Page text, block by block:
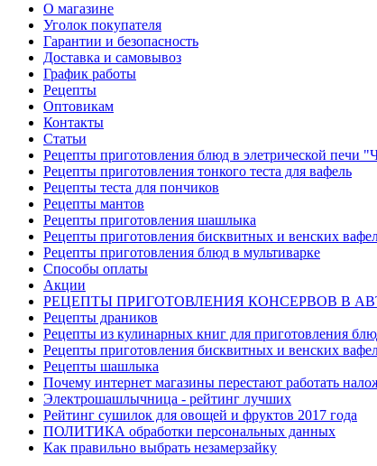
О магазине
Уголок покупателя
Гарантии и безопасность
Доставка и самовывоз
График работы
Рецепты
Оптовикам
Контакты
Статьи
Рецепты приготовления блюд в элетрической печи
Рецепты приготовления тонкого теста для вафель
Рецепты теста для пончиков
Рецепты мантов
Рецепты приготовления шашлыка
Рецепты приготовления бисквитных и венских
Рецепты приготовления блюд в мультиварке
Способы оплаты
Акции
РЕЦЕПТЫ ПРИГОТОВЛЕНИЯ КОНСЕРВОВ В
Рецепты драников
Рецепты из кулинарных книг для приготовления
Рецепты приготовления бисквитных и венских
Рецепты шашлыка
Почему интернет магазины перестают работать
Электрошашлычница - рейтинг лучших
Рейтинг сушилок для овощей и фруктов 2017 года
ПОЛИТИКА обработки персональных данных
Как правильно выбрать незамерзайку